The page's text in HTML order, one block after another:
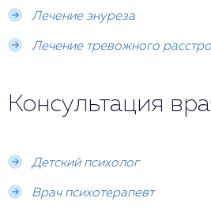
Лечение энуреза
Лечение тревожного
Консультация
Детский психолог
Врач психотерапевт